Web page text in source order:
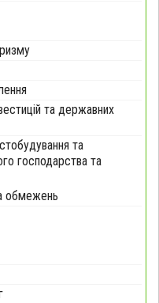
та державних
та
господарства та
обмежень